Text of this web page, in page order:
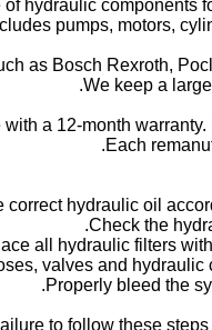
hydraulic components
pumps, motors,
as Bosch Rexroth,
We keep a
a 12-month
Each
to follow these